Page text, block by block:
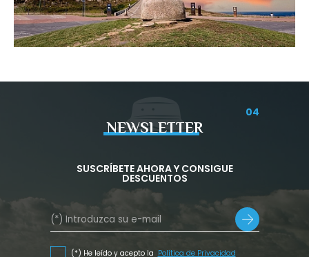
04
NEWSLETTER
SUSCRÍBETE AHORA Y CONSIGUE
DESCUENTOS
(*) He leído y acepto la Política de Privacidad